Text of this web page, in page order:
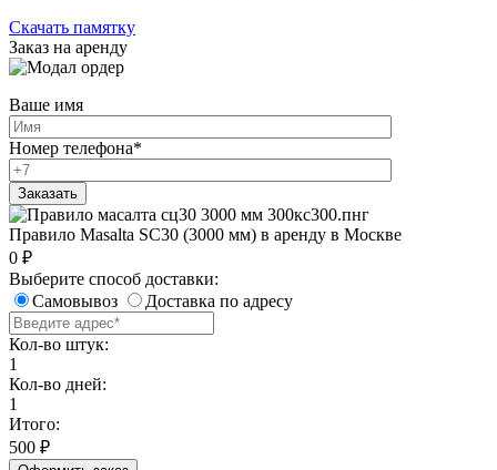
Скачать памятку
Заказ на аренду
Ваше имя
Номер телефона*
Правило Masalta SC30 (3000 мм) в аренду в Москве
0 ₽
Выберите способ доставки:
Самовывоз
Доставка по адресу
Кол-во штук:
1
Кол-во дней:
1
Итого:
500 ₽